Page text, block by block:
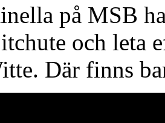
på MSB
och leta
Där finns